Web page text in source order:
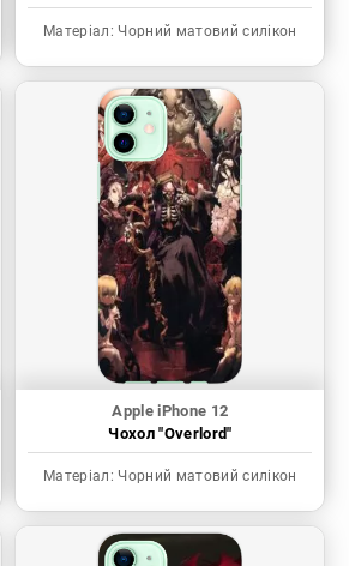
Матеріал: Чорний матовий силікон
Apple iPhone 12
Чохол "Overlord"
Матеріал: Чорний матовий силікон